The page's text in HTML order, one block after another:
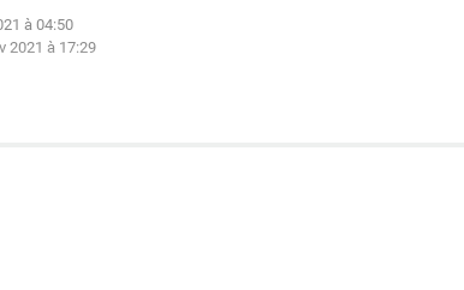
à 04:50
2021 à 17:29